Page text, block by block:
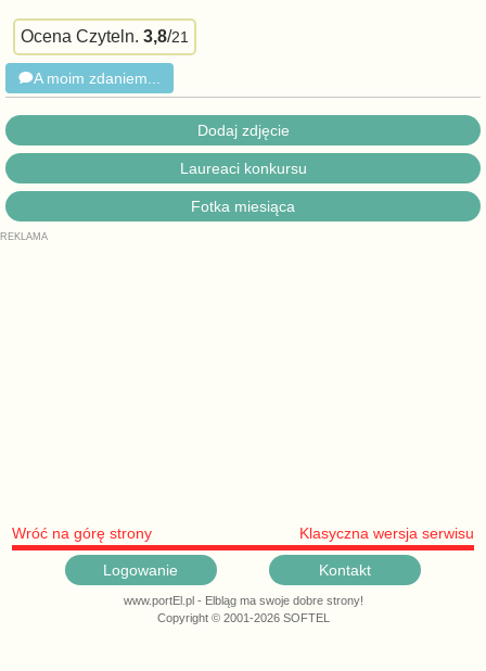
Ocena Czyteln. 3,8/21
A moim zdaniem...
Dodaj zdjęcie
Laureaci konkursu
Fotka miesiąca
Wróć na górę strony Klasyczna wersja serwisu
Logowanie Kontakt
www.portEl.pl - Elbląg ma swoje dobre strony!
Copyright © 2001-2026 SOFTEL